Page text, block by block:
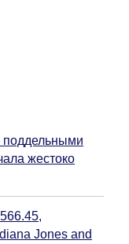
поддельными
жестоко
Jones and